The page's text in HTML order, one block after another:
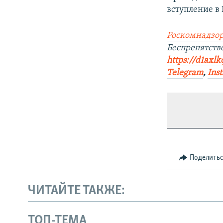
вступление
https://
Telegram,
ЧИТАЙТЕ ТАКЖЕ: